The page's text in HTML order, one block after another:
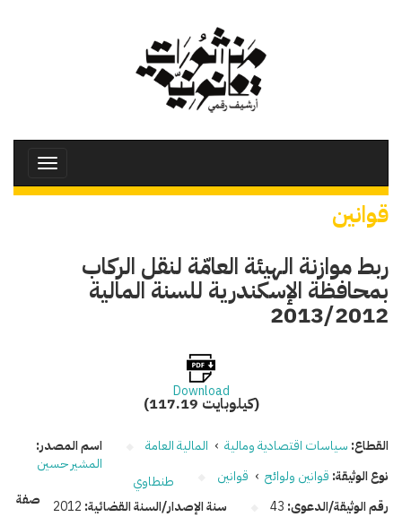
Toggle
قوانين
ربط موازنة الهيئة العامّة لنقل الركاب
بمحافظة الإسكندرية للسنة المالية
2013/2012
Download
(117.19 كيلوبايت)
القطاع: سياسات اقتصادية ومالية › المالية العامة
نوع الوثيقة: قوانين ولوائح › قوانين
رقم الوثيقة/الدعوى: 43 سنة الإصدار/السنة القضائية: 2012
اسم المصدر:
المشير حسين
طنطاوي
صفة